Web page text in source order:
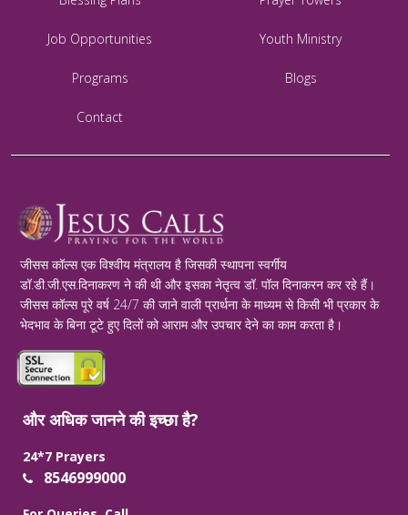
Job Opportunities Youth Ministry
Programs Blogs
Contact
जीसस कॉल्स एक विश्वीय मंत्रालय है जिसकी स्थापना स्वर्गीय
डॉ.डी.जी.एस.दिनाकरण ने की थी और इसका नेतृत्व डॉ. पॉल दिनाकरन कर रहे हैं।
जीसस कॉल्स पूरे वर्ष 24/7 की जाने वाली प्रार्थना के माध्यम से किसी भी प्रकार के
भेदभाव के बिना टूटे हुए दिलों को आराम और उपचार देने का काम करता है।
और अधिक जानने की इच्छा है?
24*7 Prayers
8546999000